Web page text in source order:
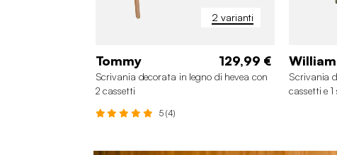
2 varianti
Tommy 129,99 €
Scrivania decorata in legno di hevea con
2 cassetti
5 (4)
William
Scrivania
cassetti e